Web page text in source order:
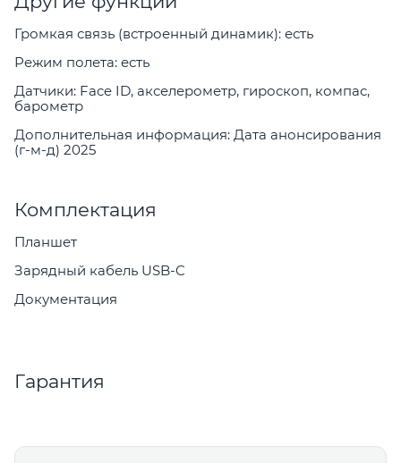
Громкая связь (встроенный динамик): есть
Режим полета: есть
Датчики: Face ID, акселерометр, гироскоп, компас,
барометр
Дополнительная информация: Дата анонсирования
(г-м-д) 2025
Комплектация
Планшет
Зарядный кабель USB-C
Документация
Гарантия